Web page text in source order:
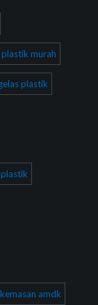
murah
plastik
amdk